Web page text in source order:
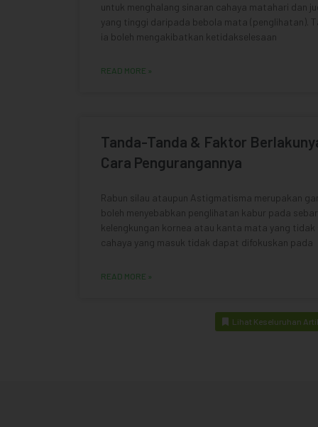
untuk menghalang sinaran cahaya matahari dan
yang tinggi daripada bebola mata (penglihatan).
ia boleh mengakibatkan ketidakselesaan
READ MORE »
Tanda-Tanda & Faktor
Cara Pengurangannya
Rabun silau ataupun Astigmatisma merupakan
boleh menyebabkan penglihatan kabur pada
kelengkungan kornea atau kanta mata yang tidak
cahaya yang masuk tidak dapat difokuskan pada
READ MORE »
Lihat Keseluruhan